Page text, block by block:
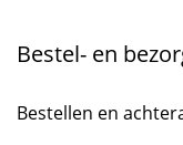
Bestel- en
Bestellen en